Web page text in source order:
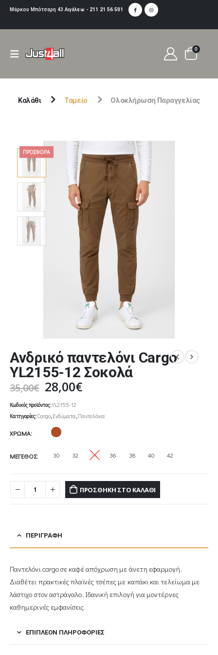
Μάρκου Μπότσαρη 43 Αιγάλεω - 211 21 56 501
0
Καλάθι Ταμείο Ολοκλήρωση Παραγγελίας
ΠΡΟΣΦΟΡΆ
Ανδρικό παντελόνι Cargo
YL2155-12 Σοκολά
35,00€ Original
price
was:
35,00€.
28,00€Η
τιμή
είναι:
Κωδικός προϊόντος:YL2155-12
Κατηγορίες:Cargo, Ενδύματα, Παντελόνια
ΧΡΩΜΑ
ΜΕΓΕΘΟΣ 30 32 34 36 38 40 42
ΠΡΟΣΘΉΚΗ ΣΤΟ ΚΑΛΆΘΙ
ΠΕΡΙΓΡΑΦΉ
Παντελόνι cargo σε καφέ απόχρωση με άνετη εφαρμογή.
Διαθέτει πρακτικές πλαϊνές τσέπες με καπάκι και τελείωμα με
λάστιχο στον αστράγαλο. Ιδανική επιλογή για μοντέρνες
καθημερινές εμφανίσεις.
ΕΠΙΠΛΈΟΝ ΠΛΗΡΟΦΟΡΊΕΣ